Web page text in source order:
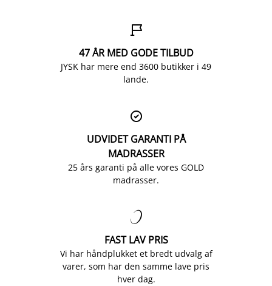

47 ÅR MED GODE TILBUD
JYSK har mere end 3600 butikker i 49
lande.

UDVIDET GARANTI PÅ
MADRASSER
25 års garanti på alle vores GOLD
madrasser.

FAST LAV PRIS
Vi har håndplukket et bredt udvalg af
varer, som har den samme lave pris
hver dag.